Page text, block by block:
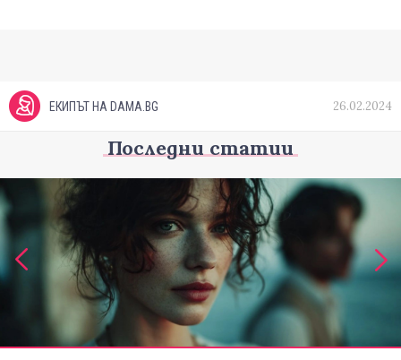
ЕКИПЪТ НА DAMA.BG 26.02.2024
Последни статии